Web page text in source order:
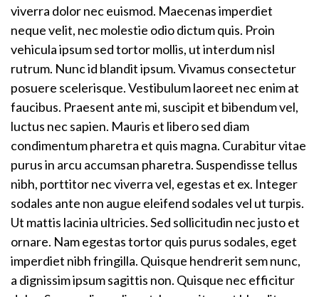
viverra dolor nec euismod. Maecenas imperdiet
neque velit, nec molestie odio dictum quis. Proin
vehicula ipsum sed tortor mollis, ut interdum nisl
rutrum. Nunc id blandit ipsum. Vivamus consectetur
posuere scelerisque. Vestibulum laoreet nec enim at
faucibus. Praesent ante mi, suscipit et bibendum vel,
luctus nec sapien. Mauris et libero sed diam
condimentum pharetra et quis magna. Curabitur vitae
purus in arcu accumsan pharetra. Suspendisse tellus
nibh, porttitor nec viverra vel, egestas et ex. Integer
sodales ante non augue eleifend sodales vel ut turpis.
Ut mattis lacinia ultricies. Sed sollicitudin nec justo et
ornare. Nam egestas tortor quis purus sodales, eget
imperdiet nibh fringilla. Quisque hendrerit sem nunc,
a dignissim ipsum sagittis non. Quisque nec efficitur